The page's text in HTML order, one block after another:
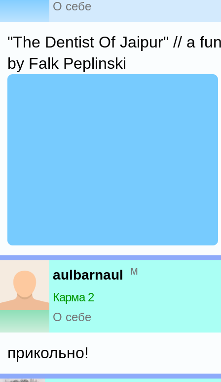
О себе
"The Dentist Of Jaipur" // a
by Falk Peplinski
aulbarnaul м
Карма 2
О себе
прикольно!